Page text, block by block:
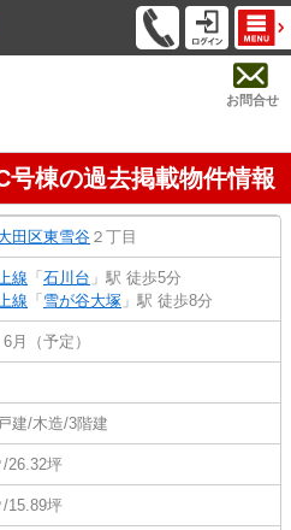
お問合せ
号棟の過去掲載物件情報
田区東雪谷 ２丁目
線 「石川台 」駅 徒歩5分
線 「雪が谷大塚 」駅 徒歩8分
月（予定）
建/木造/3階建
/26.32坪
/15.89坪